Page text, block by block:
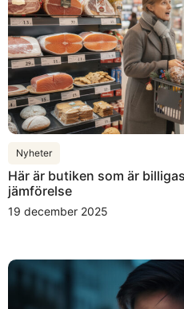
Nyheter
Här är butiken som är
jämförelse
19 december 2025